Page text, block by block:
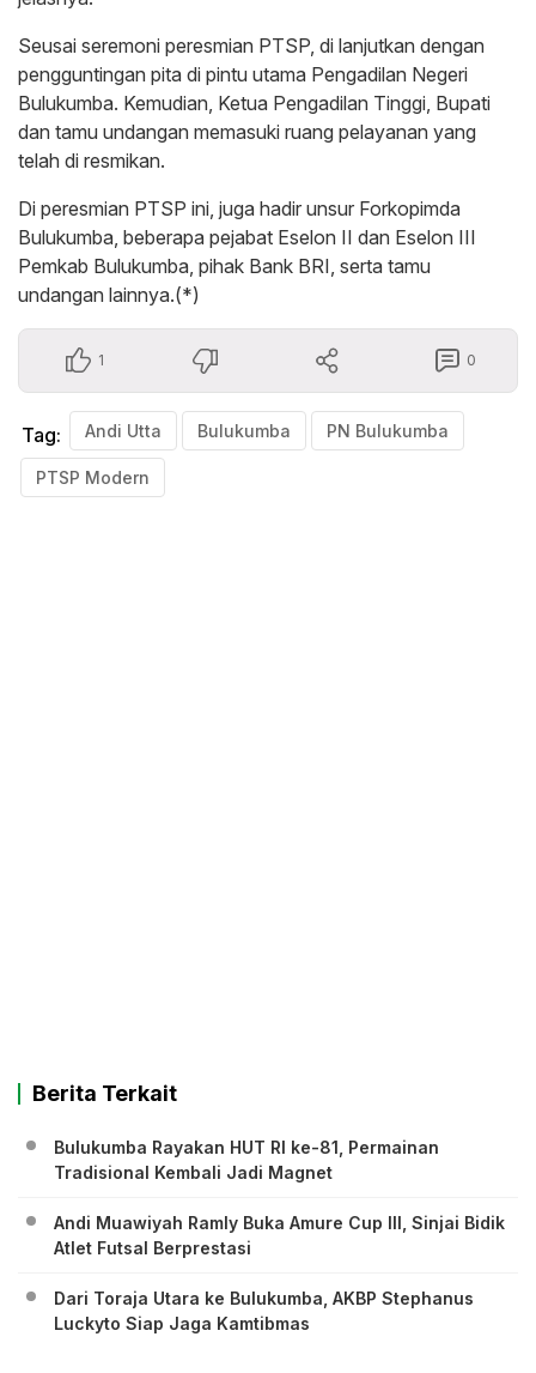
Seusai seremoni peresmian PTSP, di lanjutkan dengan
pengguntingan pita di pintu utama Pengadilan Negeri
Bulukumba. Kemudian, Ketua Pengadilan Tinggi, Bupati
dan tamu undangan memasuki ruang pelayanan yang
telah di resmikan.
Di peresmian PTSP ini, juga hadir unsur Forkopimda
Bulukumba, beberapa pejabat Eselon II dan Eselon III
Pemkab Bulukumba, pihak Bank BRI, serta tamu
undangan lainnya.(*)
1 0
Tag: Andi Utta Bulukumba PN Bulukumba
PTSP Modern
Berita Terkait
Bulukumba Rayakan HUT RI ke-81, Permainan
Tradisional Kembali Jadi Magnet
Andi Muawiyah Ramly Buka Amure Cup III, Sinjai Bidik
Atlet Futsal Berprestasi
Dari Toraja Utara ke Bulukumba, AKBP Stephanus
Luckyto Siap Jaga Kamtibmas